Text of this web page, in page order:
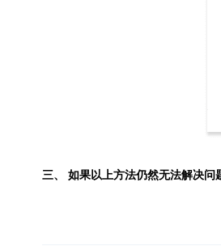
三、 如果以上方法仍然无法解决问